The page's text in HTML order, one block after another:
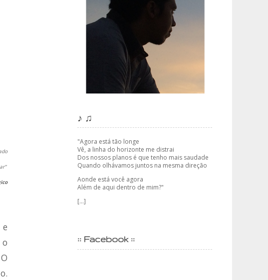
♪ ♫
"Agora está tão longe
Vê, a linha do horizonte me distrai
Dos nossos planos é que tenho mais saudade
Quando olhávamos juntos na mesma direção
Aonde está você agora
Além de aqui dentro de mim?"
[...]
:: Facebook ::